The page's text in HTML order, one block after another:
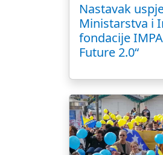
Nastavak
Ministarstva i
fondacije
Future 2.0“